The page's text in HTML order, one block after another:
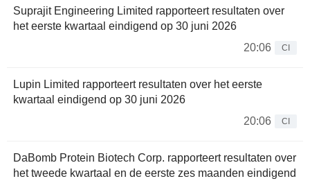
Suprajit Engineering Limited rapporteert resultaten over
het eerste kwartaal eindigend op 30 juni 2026
20:06
CI
Lupin Limited rapporteert resultaten over het eerste
kwartaal eindigend op 30 juni 2026
20:06
CI
DaBomb Protein Biotech Corp. rapporteert resultaten over
het tweede kwartaal en de eerste zes maanden eindigend